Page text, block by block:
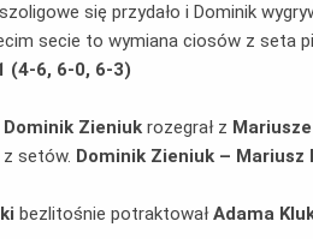
się przydało i Dominik
secie to wymiana ciosów z seta
(4-6, 6-0, 6-3)
Dominik Zieniuk rozegrał z
setów. Dominik Zieniuk – Mariusz
bezlitośnie potraktowałAdama